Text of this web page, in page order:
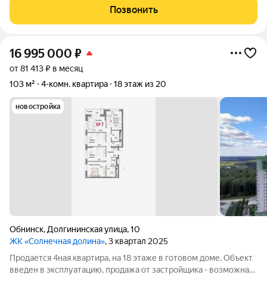
кухне и в двух комнатах стоят пластиковые окна, в трех
комнатах заменены
Позвонить
16 995 000 ₽
от 81 413 ₽ в месяц
103 м²
4-комн. квартира 18 этаж из 20
новостройка
Обнинск, Долгининская улица,10
ЖК «Солнечная долина», 3 квартал 2025
Продается 4ная квартира, на 18 этаже в готовом доме. Объект
введен в эксплуатацию, продажа от застройщика - возможна